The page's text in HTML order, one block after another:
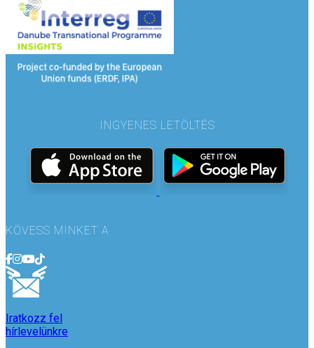
INGYENES LETÖLTÉS
KÖVESS MINKET A
Iratkozz fel
hírlevelünkre